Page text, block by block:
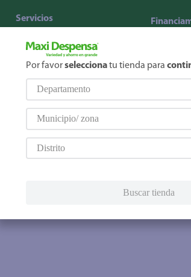
Servicios
Tarjeta de regalo
Otros servicios:
· Pagos de servicios
Por favorseleccionatu tienda para
Departamento
Municipio/ zona
Distrito
Buscar tienda